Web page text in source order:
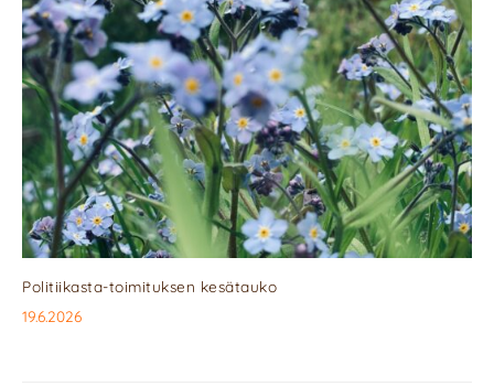
Politiikasta-toimituksen kesätauko
19.6.2026